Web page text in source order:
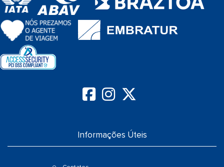
Informações Úteis